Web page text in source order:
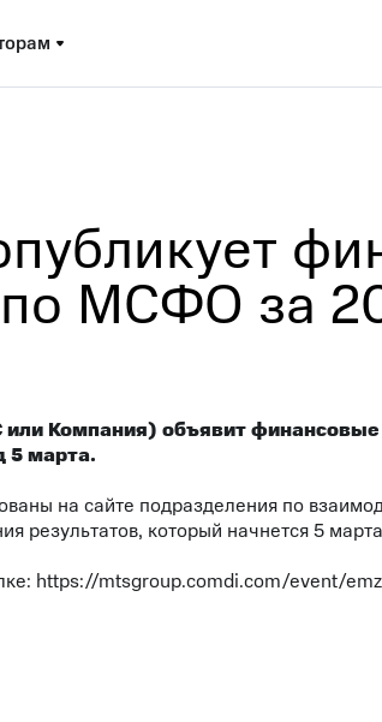
по МСФО за
Компания) ­­­объявит
5 марта.
на сайте подразделения по
результатов, который начнется 5
https://mtsgroup.comdi.com/event/